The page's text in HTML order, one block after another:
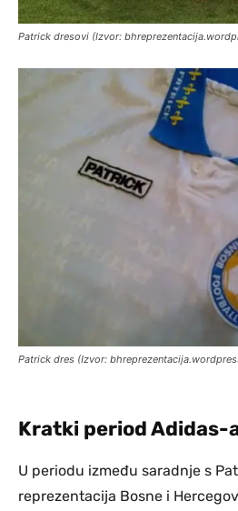
Patrick dresovi (Izvor:
Patrick dres (Izvor:
Kratki period Adidas-
U periodu između saradnje s
reprezentacija Bosne i